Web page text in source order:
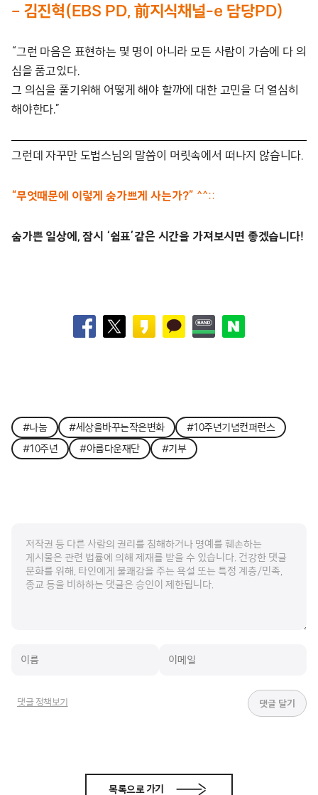
– 김진혁(EBS PD, 前지식채널-e 담당PD)
“그런 마음은 표현하는 몇 명이 아니라 모든 사람이 가슴에 다 의
심을 품고있다.
그 의심을 풀기위해 어떻게 해야 할까에 대한 고민을 더 열심히
해야한다.”
그런데 자꾸만 도법스님의 말씀이 머릿속에서 떠나지 않습니다.
“무엇때문에 이렇게 숨가쁘게 사는가?” ^^::
숨가쁜 일상에, 잠시 ‘쉼표’같은 시간을 가져보시면 좋겠습니다!
#나눔 #세상을바꾸는작은변화
#10주년기념컨퍼런스
#10주년
#아름다운재단 #기부
댓글 정책보기
목록으로 가기